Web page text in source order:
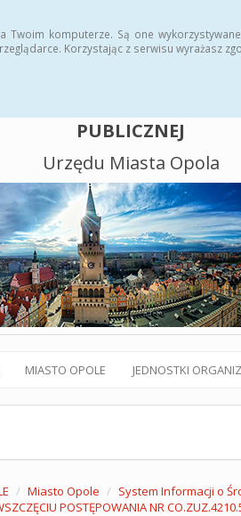
komputerze. Są one
Korzystając z serwisu wyrażasz
PUBLICZNEJ
Urzędu Miasta Opola
MIASTO OPOLE JEDNOSTKI
Miasto Opole System Informacji o
POSTĘPOWANIA NR